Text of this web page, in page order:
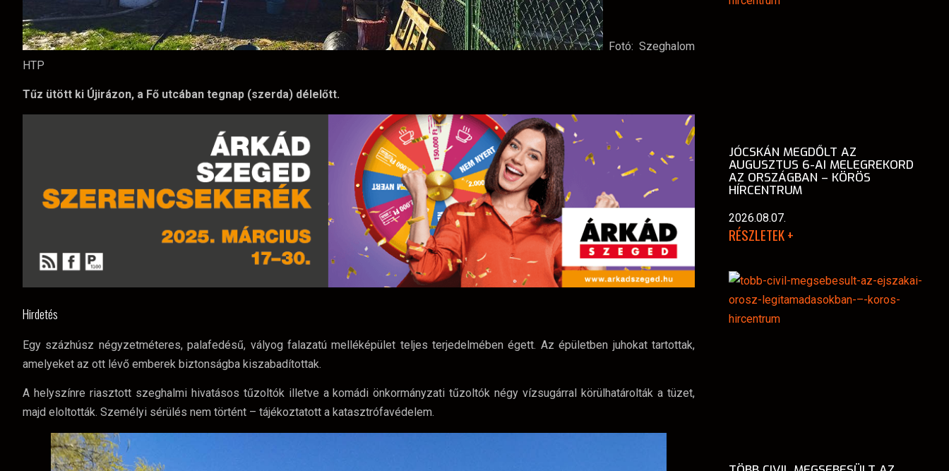
Fotó: Szeghalom
HTP
Tűz ütött ki Újirázon, a Fő utcában tegnap (szerda) délelőtt.
Hirdetés
Egy százhúsz négyzetméteres, palafedésű, vályog falazatú melléképület teljes terjedelmében égett. Az épületben juhokat tartottak,
amelyeket az ott lévő emberek biztonságba kiszabadítottak.
A helyszínre riasztott szeghalmi hivatásos tűzoltók illetve a komádi önkormányzati tűzoltók négy vízsugárral körülhatárolták a tüzet,
majd eloltották. Személyi sérülés nem történt – tájékoztatott a katasztrófavédelem.
JÓCSKÁN MEGDŐLT AZ
AUGUSZTUS 6-AI MELEGREKORD
AZ ORSZÁGBAN – KÖRÖS
HÍRCENTRUM
2026.08.07.
RÉSZLETEK +